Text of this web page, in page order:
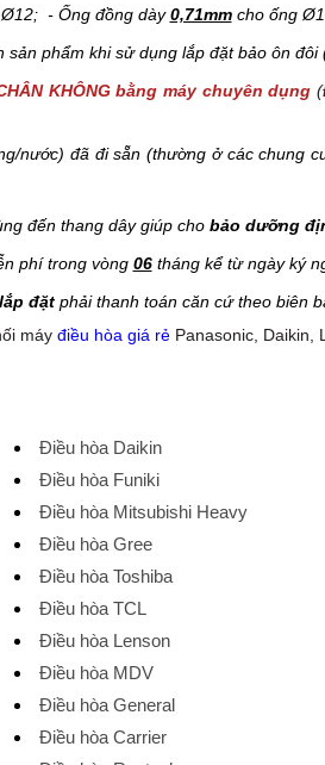
- Ống đồng dày0,71mmcho ống
phẩm khi sử dụng lắp đặt bảo ôn đôi
KHÔNG bằng máy chuyên dụng
nước) đã đi sẵn (thường ở các chung
đến thang dây giúp chobảo dưỡng
phí trong vòng 06tháng kể từ ngày ký
đặtphải thanh toán căn cứ theo biên
máy điều hòa giá rẻPanasonic, Daikin,
Điều hòa Daikin
Điều hòa Funiki
Điều hòa Mitsubishi Heavy
Điều hòa Gree
Điều hòa Toshiba
Điều hòa TCL
Điều hòa Lenson
Điều hòa MDV
Điều hòa General
Điều hòa Carrier